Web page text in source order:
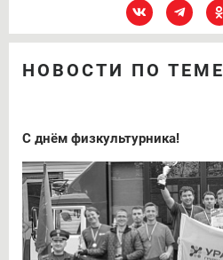
НОВОСТИ ПО ТЕМЕ
С днём физкультурника!